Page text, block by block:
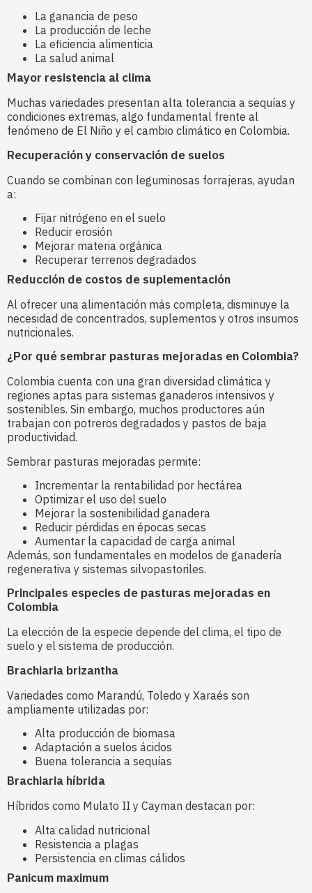
La ganancia de peso
La producción de leche
La eficiencia alimenticia
La salud animal
Mayor resistencia al clima
Muchas variedades presentan alta tolerancia a sequías y
condiciones extremas, algo fundamental frente al
fenómeno de El Niño y el cambio climático en Colombia.
Recuperación y conservación de suelos
Cuando se combinan con leguminosas forrajeras, ayudan
a:
Fijar nitrógeno en el suelo
Reducir erosión
Mejorar materia orgánica
Recuperar terrenos degradados
Reducción de costos de suplementación
Al ofrecer una alimentación más completa, disminuye la
necesidad de concentrados, suplementos y otros insumos
nutricionales.
¿Por qué sembrar pasturas mejoradas en Colombia?
Colombia cuenta con una gran diversidad climática y
regiones aptas para sistemas ganaderos intensivos y
sostenibles. Sin embargo, muchos productores aún
trabajan con potreros degradados y pastos de baja
productividad.
Sembrar pasturas mejoradas permite:
Incrementar la rentabilidad por hectárea
Optimizar el uso del suelo
Mejorar la sostenibilidad ganadera
Reducir pérdidas en épocas secas
Aumentar la capacidad de carga animal
Además, son fundamentales en modelos de ganadería
regenerativa y sistemas silvopastoriles.
Principales especies de pasturas mejoradas en
Colombia
La elección de la especie depende del clima, el tipo de
suelo y el sistema de producción.
Brachiaria brizantha
Variedades como Marandú, Toledo y Xaraés son
ampliamente utilizadas por:
Alta producción de biomasa
Adaptación a suelos ácidos
Buena tolerancia a sequías
Brachiaria híbrida
Híbridos como Mulato II y Cayman destacan por:
Alta calidad nutricional
Resistencia a plagas
Persistencia en climas cálidos
Panicum maximum